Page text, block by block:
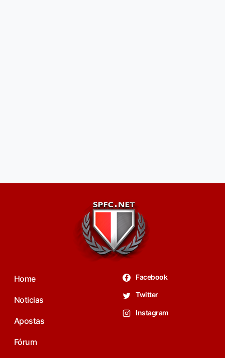
Home
Noticias
Apostas
Fórum
Facebook
Twitter
Instagram